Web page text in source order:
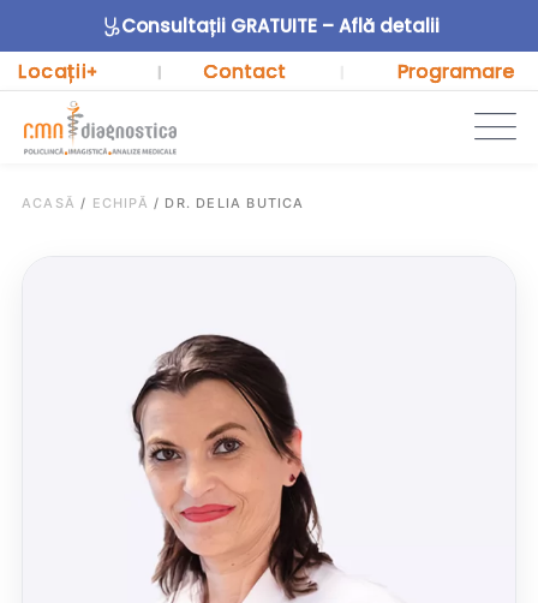
Consultații GRATUITE – Află detalii
Locații+ | Contact Programare
ACASĂ / ECHIPĂ / DR. DELIA BUTICA